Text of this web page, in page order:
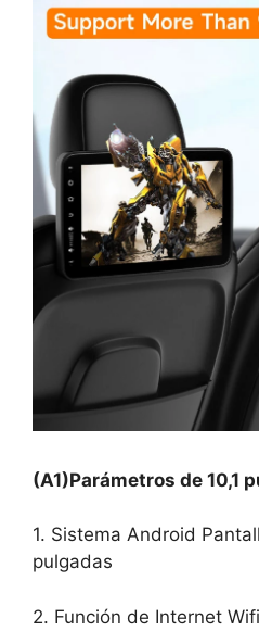
(A1)Parámetros de 10,1
1. Sistema Android
pulgadas
2. Función de Internet